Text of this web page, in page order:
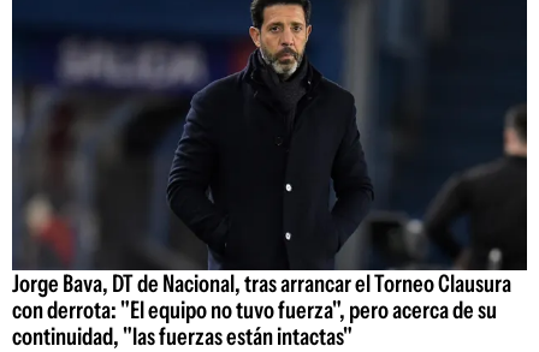
Jorge Bava, DT de Nacional, tras arrancar el Torneo Clausura
con derrota: "El equipo no tuvo fuerza", pero acerca de su
continuidad, "las fuerzas están intactas"